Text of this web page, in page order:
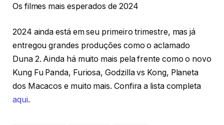
Os filmes mais esperados de 2024
2024 ainda está em seu primeiro trimestre, mas já
entregou grandes produções como o aclamado
Duna 2. Ainda há muito mais pela frente como o novo
Kung Fu Panda, Furiosa, Godzilla vs Kong, Planeta
dos Macacos e muito mais. Confira a lista completa
aqui.